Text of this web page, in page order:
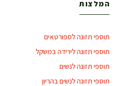
המלצות
תוספי תזונה לספורטאים
תוספי תזונה לירידה במשקל
תוספי תזונה לנשים
תוספי תזונה לנשים בהריון